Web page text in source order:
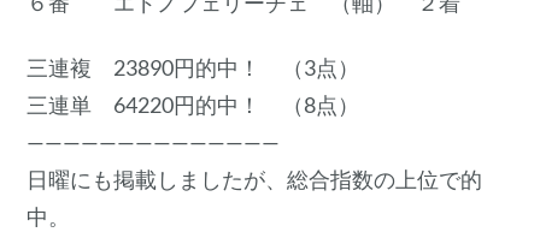
三連複 23890円的中！ （3点）
三連単 64220円的中！ （8点）
——————————————
日曜にも掲載しましたが、総合指数の上位で的
中。